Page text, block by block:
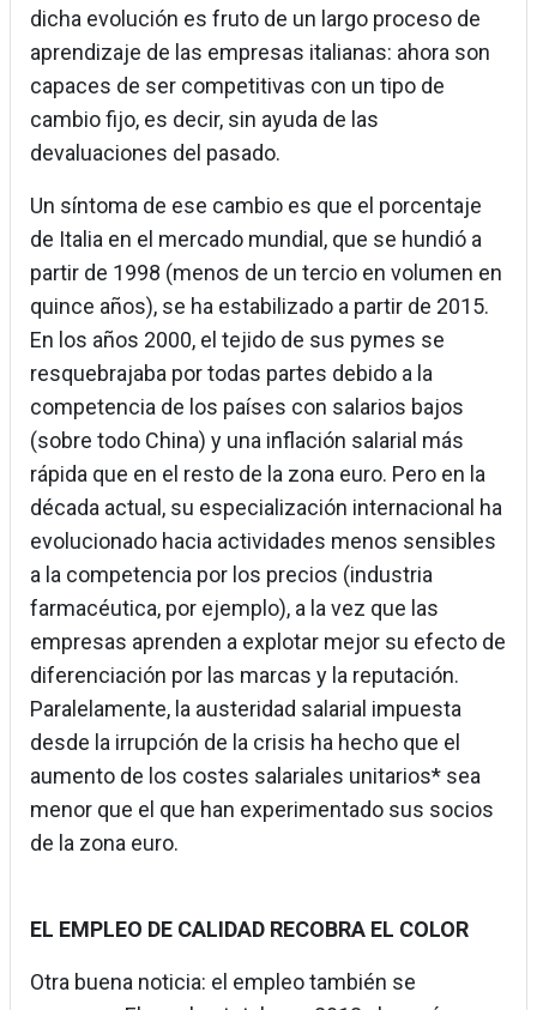
dicha evolución es fruto de un largo proceso de
aprendizaje de las empresas italianas: ahora son
capaces de ser competitivas con un tipo de
cambio fijo, es decir, sin ayuda de las
devaluaciones del pasado.
Un síntoma de ese cambio es que el porcentaje
de Italia en el mercado mundial, que se hundió a
partir de 1998 (menos de un tercio en volumen en
quince años), se ha estabilizado a partir de 2015.
En los años 2000, el tejido de sus pymes se
resquebrajaba por todas partes debido a la
competencia de los países con salarios bajos
(sobre todo China) y una inflación salarial más
rápida que en el resto de la zona euro. Pero en la
década actual, su especialización internacional ha
evolucionado hacia actividades menos sensibles
a la competencia por los precios (industria
farmacéutica, por ejemplo), a la vez que las
empresas aprenden a explotar mejor su efecto de
diferenciación por las marcas y la reputación.
Paralelamente, la austeridad salarial impuesta
desde la irrupción de la crisis ha hecho que el
aumento de los costes salariales unitarios* sea
menor que el que han experimentado sus socios
de la zona euro.
EL EMPLEO DE CALIDAD RECOBRA EL COLOR
Otra buena noticia: el empleo también se